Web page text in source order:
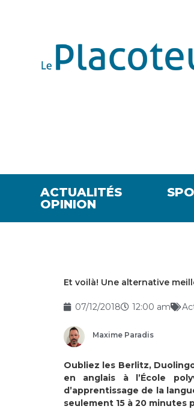
ACTUALITÉS
OPINION
Et voilà! Une alternative
07/12/2018 12:00 am
Maxime Paradis
Oubliez les Berlitz,
en anglais à l’École
d’apprentissage de la
seulement 15 à 20 minutes